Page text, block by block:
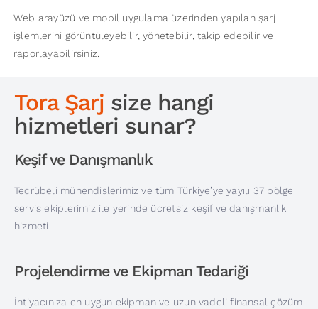
Web arayüzü ve mobil uygulama üzerinden yapılan şarj
işlemlerini görüntüleyebilir, yönetebilir, takip edebilir ve
raporlayabilirsiniz.
Tora Şarj size hangi
hizmetleri sunar?
Keşif ve Danışmanlık
Tecrübeli mühendislerimiz ve tüm Türkiye’ye yayılı 37 bölge
servis ekiplerimiz ile yerinde ücretsiz keşif ve danışmanlık
hizmeti
Projelendirme ve Ekipman Tedariği
İhtiyacınıza en uygun ekipman ve uzun vadeli finansal çözüm